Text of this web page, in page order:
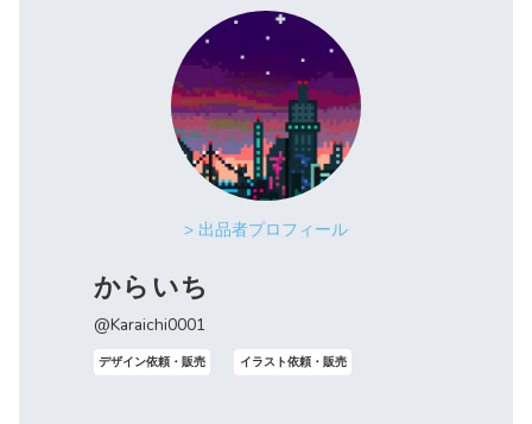
> 出品者プロフィール
からいち
@Karaichi0001
デザイン依頼・販売 イラスト依頼・販売